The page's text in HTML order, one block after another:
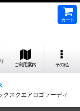
カート
ご利用案内 その他
クスクエアロゴフーディ